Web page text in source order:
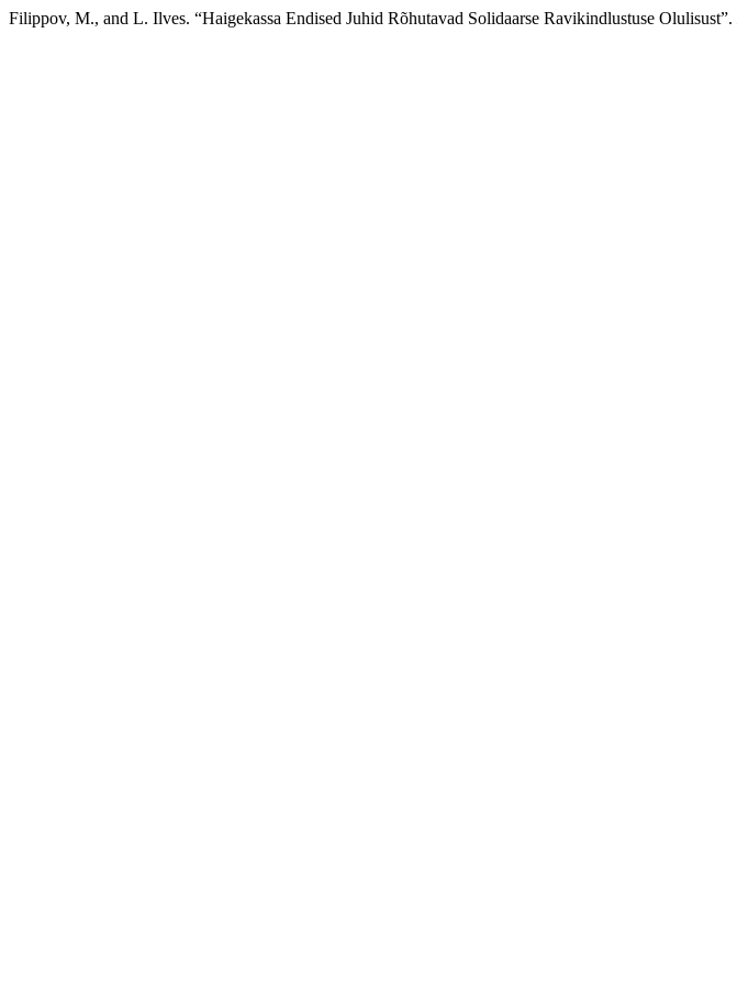
Filippov, M., and L. Ilves. “Haigekassa Endised Juhid Rõhutavad Solidaarse Ravikindlustuse Olulisust”.